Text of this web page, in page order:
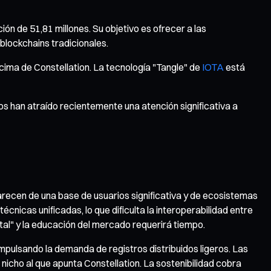
de 51,81 millones. Su objetivo es ofrecer a las
tradicionales.
de Constellation. La tecnología "Tangle" de IOTA está
han atraído recientemente una atención significativa a
de una base de usuarios significativa y de ecosistemas
unificadas, lo que dificulta la interoperabilidad entre
y la educación del mercado requerirá tiempo.
la demanda de registros distribuidos ligeros. Las
al que apunta Constellation. La sostenibilidad cobra